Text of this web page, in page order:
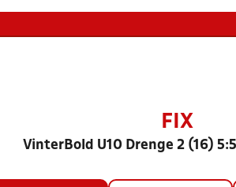
FIX
VinterBold U10 Drenge 2 (16)